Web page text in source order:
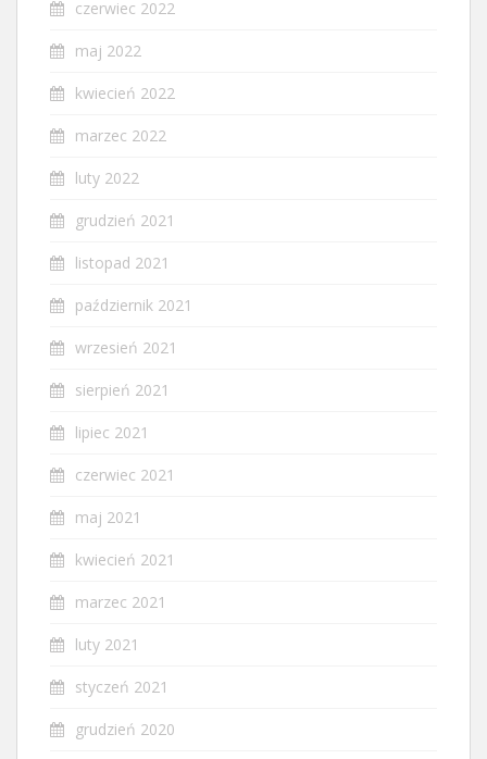
czerwiec 2022
maj 2022
kwiecień 2022
marzec 2022
luty 2022
grudzień 2021
listopad 2021
październik 2021
wrzesień 2021
sierpień 2021
lipiec 2021
czerwiec 2021
maj 2021
kwiecień 2021
marzec 2021
luty 2021
styczeń 2021
grudzień 2020